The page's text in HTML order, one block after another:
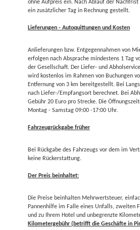
ohne Aufpreis ein. Nach Ablauf der
ein zusätzlicher Tag in Rechnung gestellt.
Lieferungen - Autoquittungen und Kosten
Anlieferungen bzw. Entgegennahmen von
erfolgen nach Absprache mindestens 1 Tag
der Gesellschaft. Der Liefer- und
wird kostenlos im Rahmen von Buchungen
Entfernung von 3 km bereitgestellt. Bei
nach Liefer-/Empfangsort berechnet. Bei
Gebühr 20 Euro pro Strecke. Die
Montag - Samstag 09:00 -17:00 Uhr.
Fahrzeugrückgabe früher
Bei Rückgabe des Fahrzeugs vor dem im
keine Rückerstattung.
Der Preis beinhaltet:
Die Preise beinhalten Mehrwertsteuer,
Pannenhilfe im Falle eines Unfalls, zweiten
und zu Ihrem Hotel und unbegrenzte
Kilometergebühr (betrifft die Geschäfte in